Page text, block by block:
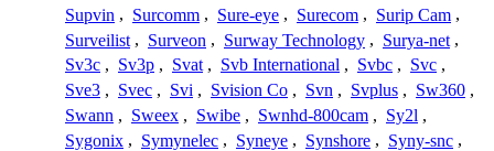
Supvin , Surcomm , Sure-eye , Surecom , Surip Cam ,
Surveilist , Surveon , Surway Technology , Surya-net ,
Sv3c , Sv3p , Svat , Svb International , Svbc , Svc ,
Sve3 , Svec , Svi , Svision Co , Svn , Svplus , Sw360 ,
Swann , Sweex , Swibe , Swnhd-800cam , Sy2l ,
Sygonix , Symynelec , Syneye , Synshore , Syny-snc ,